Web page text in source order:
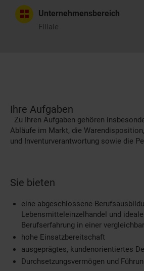
Unternehmensbereich
Filiale
Ihre Aufgaben
Zu Ihren Aufgaben gehören
Abläufe im Markt, die
und Inventurverantwortung sowie die
Sie bieten
eine abgeschlossene
Lebensmitteleinzelhandel und
Berufserfahrung in einer
hohe Einsatzbereitschaft
ausgeprägtes, kundenorientiertes
Durchsetzungsvermögen und